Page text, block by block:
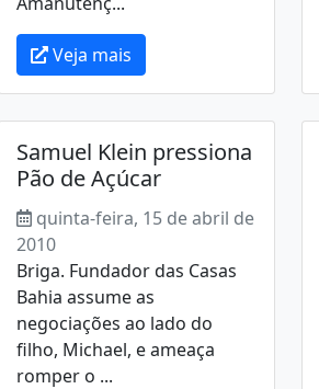
Veja mais
Samuel Klein pressiona
Pão de Açúcar
quinta-feira, 15 de abril de
2010
Briga. Fundador das Casas
Bahia assume as
negociações ao lado do
filho, Michael, e ameaça
romper o ...